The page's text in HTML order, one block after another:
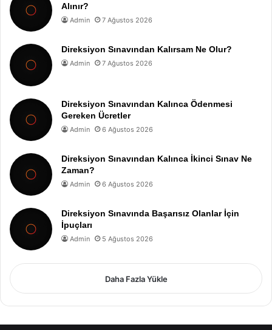
Alınır?
Admin 7 Ağustos 2026
Direksiyon Sınavından Kalırsam Ne Olur?
Admin 7 Ağustos 2026
Direksiyon Sınavından Kalınca Ödenmesi
Gereken Ücretler
Admin 6 Ağustos 2026
Direksiyon Sınavından Kalınca İkinci Sınav Ne
Zaman?
Admin 6 Ağustos 2026
Direksiyon Sınavında Başarısız Olanlar İçin
İpuçları
Admin 5 Ağustos 2026
Daha Fazla Yükle